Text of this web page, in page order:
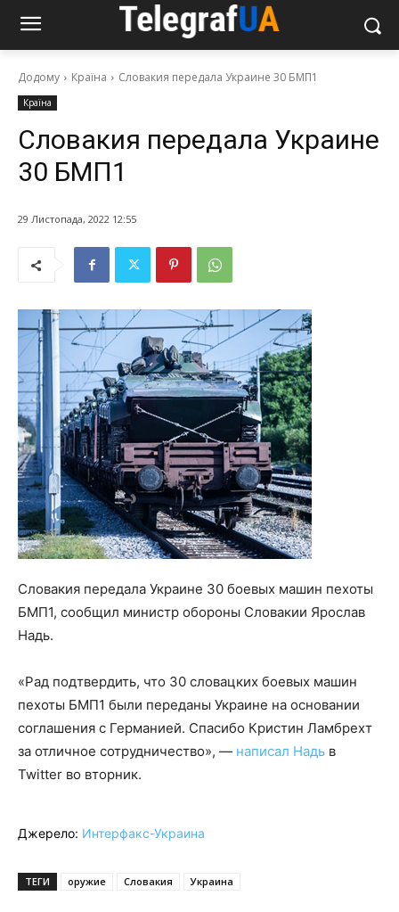
Додому Країна Словакия передала Украине 30 БМП1
Країна
Словакия передала Украине
30 БМП1
29 Листопада, 2022 12:55
Словакия передала Украине 30 боевых машин пехоты
БМП1, сообщил министр обороны Словакии Ярослав
Надь.
«Рад подтвердить, что 30 словацких боевых машин
пехоты БМП1 были переданы Украине на основании
соглашения с Германией. Спасибо Кристин Ламбрехт
за отличное сотрудничество», — написал Надь в
Twitter во вторник.
Джерело: Интерфакс-Украина
ТЕГИ оружие Словакия Украина